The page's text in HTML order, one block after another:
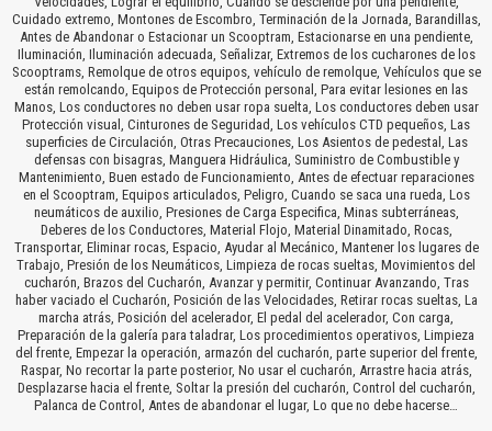
Cuidado extremo, Montones de Escombro, Terminación de la Jornada, Barandillas,
Antes de Abandonar o Estacionar un Scooptram, Estacionarse en una pendiente,
Iluminación, Iluminación adecuada, Señalizar, Extremos de los cucharones de los
Scooptrams, Remolque de otros equipos, vehículo de remolque, Vehículos que se
están remolcando, Equipos de Protección personal, Para evitar lesiones en las
Manos, Los conductores no deben usar ropa suelta, Los conductores deben usar
Protección visual, Cinturones de Seguridad, Los vehículos CTD pequeños, Las
superficies de Circulación, Otras Precauciones, Los Asientos de pedestal, Las
defensas con bisagras, Manguera Hidráulica, Suministro de Combustible y
Mantenimiento, Buen estado de Funcionamiento, Antes de efectuar reparaciones
en el Scooptram, Equipos articulados, Peligro, Cuando se saca una rueda, Los
neumáticos de auxilio, Presiones de Carga Especifica, Minas subterráneas,
Deberes de los Conductores, Material Flojo, Material Dinamitado, Rocas,
Transportar, Eliminar rocas, Espacio, Ayudar al Mecánico, Mantener los lugares de
Trabajo, Presión de los Neumáticos, Limpieza de rocas sueltas, Movimientos del
cucharón, Brazos del Cucharón, Avanzar y permitir, Continuar Avanzando, Tras
haber vaciado el Cucharón, Posición de las Velocidades, Retirar rocas sueltas, La
marcha atrás, Posición del acelerador, El pedal del acelerador, Con carga,
Preparación de la galería para taladrar, Los procedimientos operativos, Limpieza
del frente, Empezar la operación, armazón del cucharón, parte superior del frente,
Raspar, No recortar la parte posterior, No usar el cucharón, Arrastre hacia atrás,
Desplazarse hacia el frente, Soltar la presión del cucharón, Control del cucharón,
Palanca de Control, Antes de abandonar el lugar, Lo que no debe hacerse…